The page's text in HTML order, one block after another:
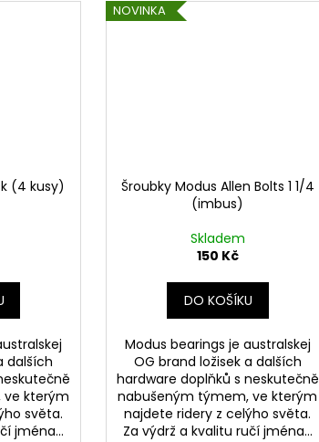
(4 kusy)
dalších
kterým
světa.
jména...
NOVINKA
Šroubky Modus Allen Bolts 1 1/4
(imbus)
Skladem
150 Kč
DO KOŠÍKU
Modus bearings je australskej
OG brand ložisek a dalších
hardware doplňků s neskutečně
nabušeným týmem, ve kterým
najdete ridery z celýho světa.
Za výdrž a kvalitu ručí jména...